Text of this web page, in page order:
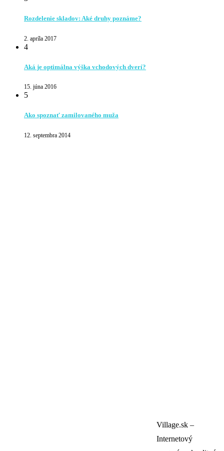
Rozdelenie skladov: Aké druhy poznáme?
2. apríla 2017
4
Aká je optimálna výška vchodových dverí?
15. júna 2016
5
Ako spoznať zamilovaného muža
12. septembra 2014
Village.sk –
Internetový